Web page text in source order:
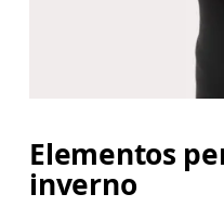
Elementos
inverno